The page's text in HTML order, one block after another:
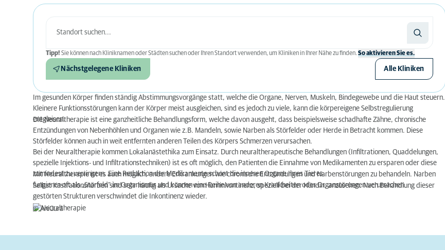
Tipp! Sie können nach Kliniknamen oder Städten suchen oder Ihren Standort verwenden, um Kliniken in Ihrer Nähe zu finden. So aktivieren Sie es.
Nächstgelegene Kliniken Alle Kliniken
Im gesunden Körper finden ständig Abstimmungsvorgänge statt, welche die Organe, Nerven, Muskeln, Bindegewebe und die Haut steuern.
Kleinere Funktionsstörungen kann der Körper meist ausgleichen, sind es jedoch zu viele, kann die körpereigene Selbstregulierung
entgleisen.
Die Neuraltherapie ist eine ganzheitliche Behandlungsform, welche davon ausgeht, dass beispielsweise schadhafte Zähne, chronische
Entzündungen von Nebenhöhlen und Organen wie z.B. Mandeln, sowie Narben als Störfelder oder Herde in Betracht kommen. Diese
Störfelder können auch in weit entfernten anderen Teilen des Körpers Schmerzen verursachen.
Bei der Neuraltherapie kommen Lokalanästethika zum Einsatz. Durch neuraltherapeutische Behandlungen (Infiltrationen, Quaddelungen,
spezielle Injektions- und Infiltrationstechniken) ist es oft möglich, den Patienten die Einnahme von Medikamenten zu ersparen oder diese
zumindest zu verringern. Eine Reduktion der Medikamente schont die inneren Organe Ihres Tieres.
Mit Neuraltherapie ist es auch möglich, andere Erkrankungen wie chronische Entzündungen und Narbenstörungen zu behandeln. Narben
fungieren oft als „Störfeld“ im Organismus und können eine Reihe von anderen Krankheiten oder Organstörungen verursachen.
Selbst Kastrationsnarben sind sehr häufig als Ursache von Harninkontinenz, speziell bei der Hündin, anzusehen. Nach Behandlung dieser
gestörten Strukturen verschwindet die Inkontinenz wieder.
© AniCura